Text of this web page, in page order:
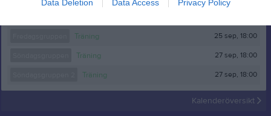
Data Deletion Data Access Privacy Policy
Träning 25 sep, 18:00
Träning 27 sep, 18:00
Träning 27 sep, 18:00
Kalenderöversikt